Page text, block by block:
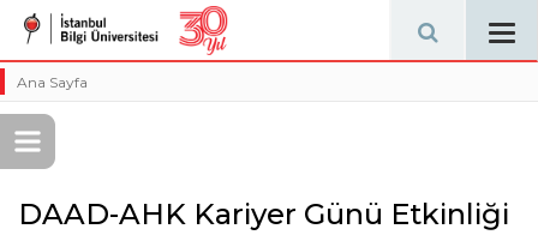
Ana Sayfa
DAAD-AHK Kariyer Günü Etkinliği